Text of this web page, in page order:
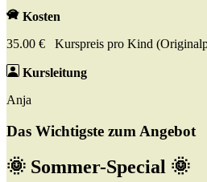
Kosten
35.00 € Kurspreis pro Kind
Kursleitung
Anja
Das Wichtigste zum Angebot
🌞 Sommer-Special 🌞